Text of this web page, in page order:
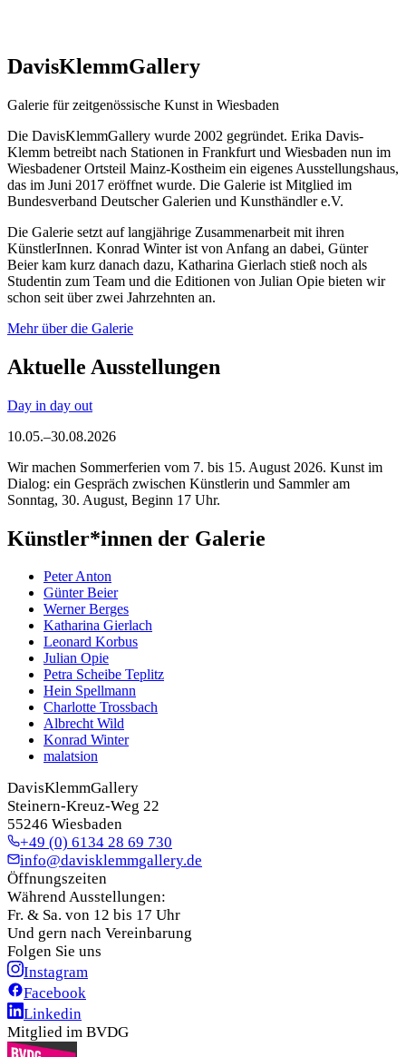
DavisKlemmGallery
Galerie für zeitgenössische Kunst in Wiesbaden
Die DavisKlemmGallery wurde 2002 gegründet. Erika Davis-
Klemm betreibt nach Stationen in Frankfurt und Wiesbaden nun im
Wiesbadener Ortsteil Mainz-Kostheim ein eigenes Ausstellungshaus,
das im Juni 2017 eröffnet wurde. Die Galerie ist Mitglied im
Bundesverband Deutscher Galerien und Kunsthändler e.V.
Die Galerie setzt auf langjährige Zusammenarbeit mit ihren
KünstlerInnen. Konrad Winter ist von Anfang an dabei, Günter
Beier kam kurz danach dazu, Katharina Gierlach stieß noch als
Studentin zum Team und die Editionen von Julian Opie bieten wir
schon seit über zwei Jahrzehnten an.
Mehr über die Galerie
Aktuelle Ausstellungen
Day in day out
10.05.–30.08.2026
Wir machen Sommerferien vom 7. bis 15. August 2026. Kunst im
Dialog: ein Gespräch zwischen Künstlerin und Sammler am
Sonntag, 30. August, Beginn 17 Uhr.
Künstler*innen der Galerie
Peter Anton
Günter Beier
Werner Berges
Katharina Gierlach
Leonard Korbus
Julian Opie
Petra Scheibe Teplitz
Hein Spellmann
Charlotte Trossbach
Albrecht Wild
Konrad Winter
malatsion
DavisKlemmGallery
Steinern-Kreuz-Weg 22
55246 Wiesbaden
+49 (0) 6134 28 69 730
info@davisklemmgallery.de
Öffnungszeiten
Während Ausstellungen:
Fr. & Sa. von 12 bis 17 Uhr
Und gern nach Vereinbarung
Folgen Sie uns
Instagram
Facebook
Linkedin
Mitglied im BVDG